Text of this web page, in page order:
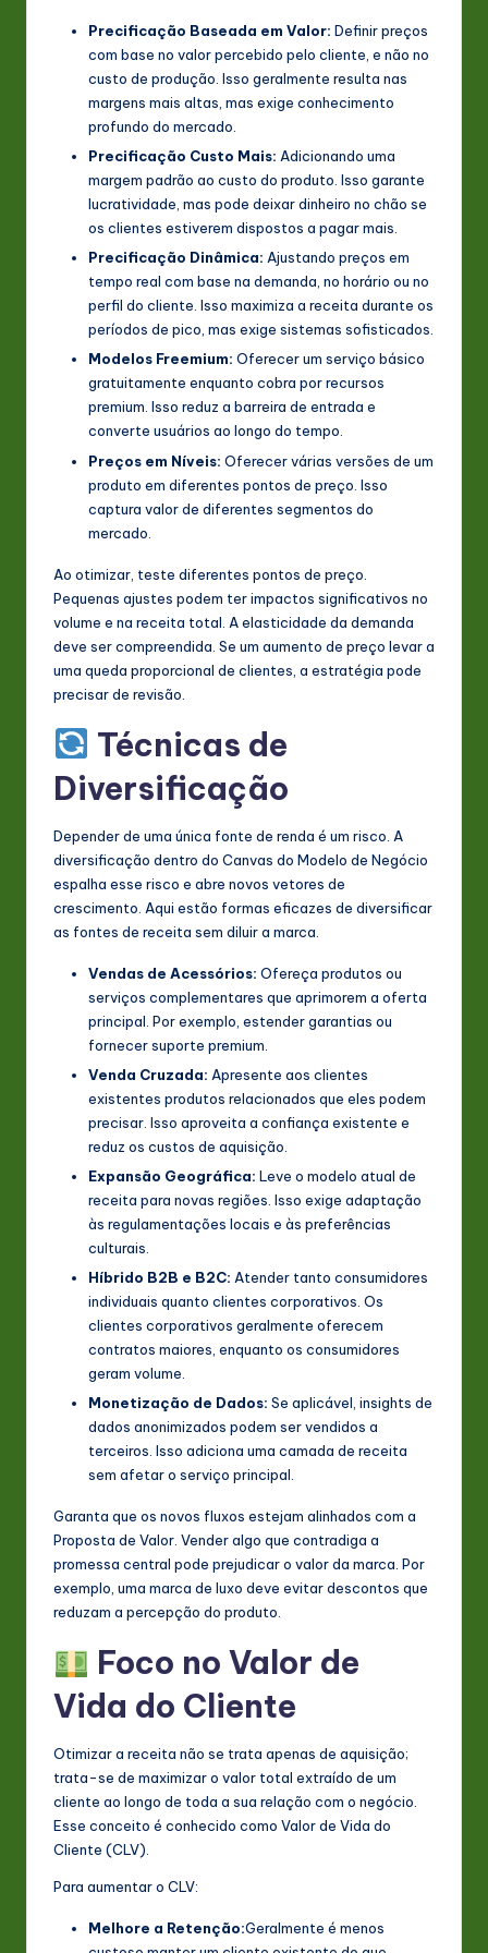
Precificação Baseada em Valor: Definir preços
com base no valor percebido pelo cliente, e não no
custo de produção. Isso geralmente resulta nas
margens mais altas, mas exige conhecimento
profundo do mercado.
Precificação Custo Mais: Adicionando uma
margem padrão ao custo do produto. Isso garante
lucratividade, mas pode deixar dinheiro no chão se
os clientes estiverem dispostos a pagar mais.
Precificação Dinâmica: Ajustando preços em
tempo real com base na demanda, no horário ou no
perfil do cliente. Isso maximiza a receita durante os
períodos de pico, mas exige sistemas sofisticados.
Modelos Freemium: Oferecer um serviço básico
gratuitamente enquanto cobra por recursos
premium. Isso reduz a barreira de entrada e
converte usuários ao longo do tempo.
Preços em Níveis: Oferecer várias versões de um
produto em diferentes pontos de preço. Isso
captura valor de diferentes segmentos do
mercado.
Ao otimizar, teste diferentes pontos de preço.
Pequenas ajustes podem ter impactos significativos no
volume e na receita total. A elasticidade da demanda
deve ser compreendida. Se um aumento de preço levar a
uma queda proporcional de clientes, a estratégia pode
precisar de revisão.
Técnicas de
Diversificação
Depender de uma única fonte de renda é um risco. A
diversificação dentro do Canvas do Modelo de Negócio
espalha esse risco e abre novos vetores de
crescimento. Aqui estão formas eficazes de diversificar
as fontes de receita sem diluir a marca.
Vendas de Acessórios: Ofereça produtos ou
serviços complementares que aprimorem a oferta
principal. Por exemplo, estender garantias ou
fornecer suporte premium.
Venda Cruzada: Apresente aos clientes
existentes produtos relacionados que eles podem
precisar. Isso aproveita a confiança existente e
reduz os custos de aquisição.
Expansão Geográfica: Leve o modelo atual de
receita para novas regiões. Isso exige adaptação
às regulamentações locais e às preferências
culturais.
Híbrido B2B e B2C: Atender tanto consumidores
individuais quanto clientes corporativos. Os
clientes corporativos geralmente oferecem
contratos maiores, enquanto os consumidores
geram volume.
Monetização de Dados: Se aplicável, insights de
dados anonimizados podem ser vendidos a
terceiros. Isso adiciona uma camada de receita
sem afetar o serviço principal.
Garanta que os novos fluxos estejam alinhados com a
Proposta de Valor. Vender algo que contradiga a
promessa central pode prejudicar o valor da marca. Por
exemplo, uma marca de luxo deve evitar descontos que
reduzam a percepção do produto.
Foco no Valor de
Vida do Cliente
Otimizar a receita não se trata apenas de aquisição;
trata-se de maximizar o valor total extraído de um
cliente ao longo de toda a sua relação com o negócio.
Esse conceito é conhecido como Valor de Vida do
Cliente (CLV).
Para aumentar o CLV:
Melhore a Retenção:Geralmente é menos